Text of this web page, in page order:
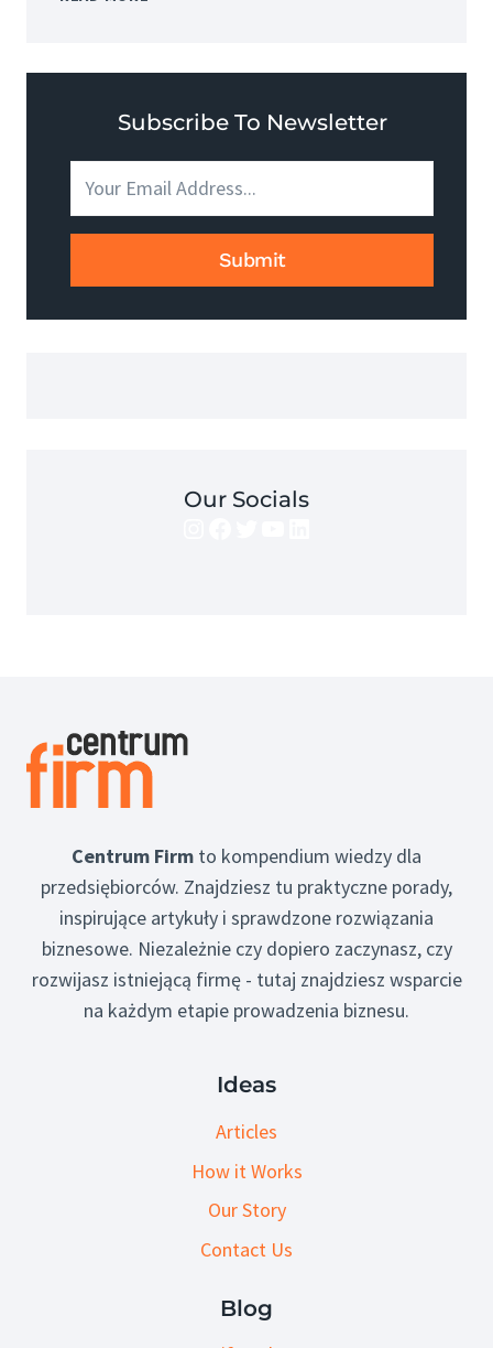
CO
JEST
I
JAK
UZYSKAĆ?
Subscribe To Newsletter
Submit
Our Socials
Centrum Firm to kompendium wiedzy dla
przedsiębiorców. Znajdziesz tu praktyczne porady,
inspirujące artykuły i sprawdzone rozwiązania
biznesowe. Niezależnie czy dopiero zaczynasz, czy
rozwijasz istniejącą firmę - tutaj znajdziesz wsparcie
na każdym etapie prowadzenia biznesu.
Ideas
Articles
How it Works
Our Story
Contact Us
Blog